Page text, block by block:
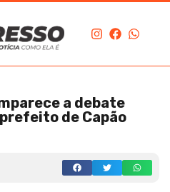
a debate
de Capão